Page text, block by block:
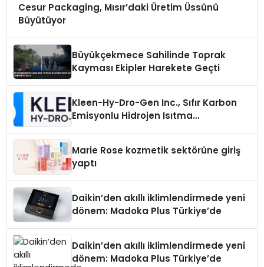
Cesur Packaging, Mısır’daki Üretim Üssünü
Büyütüyor
Büyükçekmece Sahilinde Toprak
Kayması Ekipler Harekete Geçti
Kleen-Hy-Dro-Gen Inc., Sıfır Karbon
Emisyonlu Hidrojen Isıtma
Marie Rose kozmetik sektörüne giriş
yaptı
Daikin’den akıllı iklimlendirmede yeni
dönem: Madoka Plus Türkiye’de
Daikin’den akıllı iklimlendirmede yeni
dönem: Madoka Plus Türkiye’de